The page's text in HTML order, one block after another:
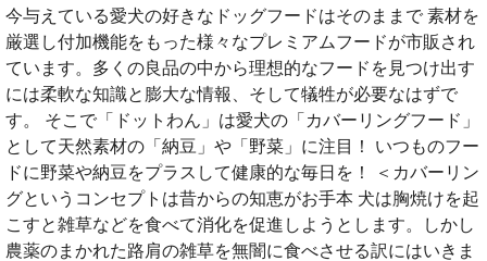
今与えている愛犬の好きなドッグフードはそのままで 素材を
厳選し付加機能をもった様々なプレミアムフードが市販され
ています。多くの良品の中から理想的なフードを見つけ出す
には柔軟な知識と膨大な情報、そして犠牲が必要なはずで
す。 そこで「ドットわん」は愛犬の「カバーリングフード」
として天然素材の「納豆」や「野菜」に注目！ いつものフー
ドに野菜や納豆をプラスして健康的な毎日を！ ＜カバーリン
グというコンセプトは昔からの知恵がお手本 犬は胸焼けを起
こすと雑草などを食べて消化を促進しようとします。しかし
農薬のまかれた路肩の雑草を無闇に食べさせる訳にはいきま